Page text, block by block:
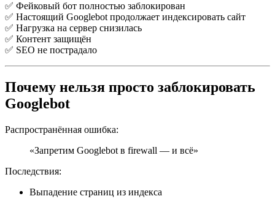
✅ Фейковый бот полностью заблокирован
✅ Настоящий Googlebot продолжает индексировать сайт
✅ Нагрузка на сервер снизилась
✅ Контент защищён
✅ SEO не пострадало
Почему нельзя просто заблокировать
Googlebot
Распространённая ошибка:
«Запретим Googlebot в firewall — и всё»
Последствия:
Выпадение страниц из индекса